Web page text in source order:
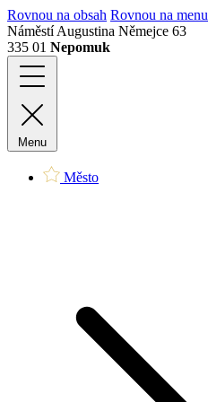
Rovnou na obsah Rovnou na menu
Náměstí Augustina Němejce 63
335 01 Nepomuk
Menu
Město